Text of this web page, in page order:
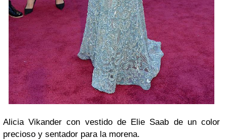
Alicia Vikander con vestido de Elie Saab de un color
precioso y sentador para la morena.